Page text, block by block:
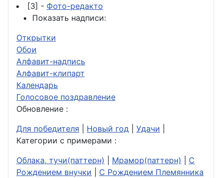
[3] - Фото-редакто
Показать надписи:
Открытки
Обои
Алфавит-надпись
Алфавит-клипарт
Календарь
Голосовое поздравление
Обновление :
Для победителя
Новый год Удачи
Категории с примерами :
Облака, тучи(паттерн)
Мрамор(паттерн)
С
Рождением внучки
С Рождением Племянника